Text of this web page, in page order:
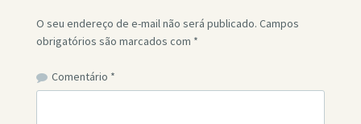
O seu endereço de e-mail não será publicado. Campos
obrigatórios são marcados com *
Comentário *